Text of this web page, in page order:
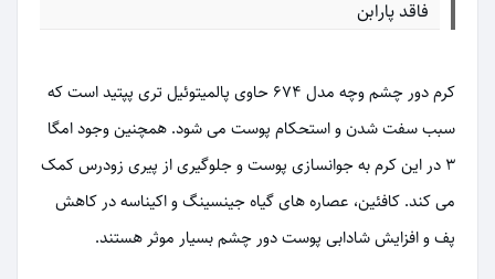
فاقد پارابن
کرم دور چشم وچه مدل ۶۷۴ حاوی پالمیتوئیل تری پپتید است که
سبب سفت شدن و استحکام پوست می شود. همچنین وجود امگا
۳ در این کرم به جوانسازی پوست و جلوگیری از پیری زودرس کمک
می کند. کافئین، عصاره های گیاه جینسینگ و اکیناسه در کاهش
پف و افزایش شادابی پوست دور چشم بسیار موثر هستند.